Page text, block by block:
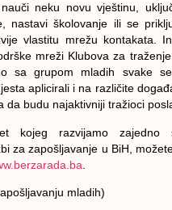
neku novu vještinu,
nastavi školovanje ili se
vlastitu mrežu kontakata.
mreži Klubova za
sa grupom mladih svake
aplicirali i na različite
da budu najaktivniji tražioci
kojeg razvijamo zajedno
za zapošljavanje u BiH,
mladih)